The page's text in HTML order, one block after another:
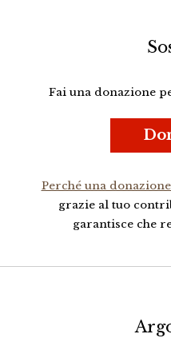
Fai una donazione
Perché una
grazie al tuo
garantisce che